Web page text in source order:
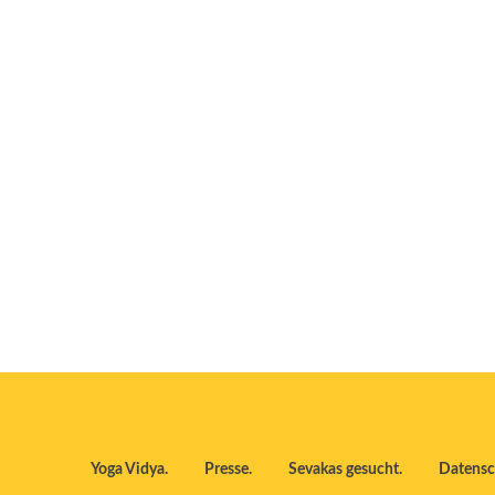
Yoga Vidya Presse Sevakas gesucht